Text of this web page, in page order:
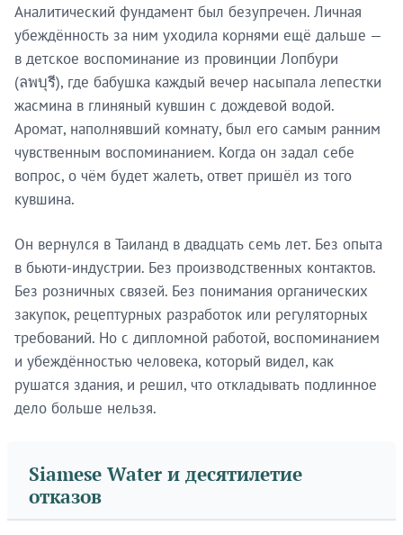
Аналитический фундамент был безупречен. Личная
убеждённость за ним уходила корнями ещё дальше —
в детское воспоминание из провинции Лопбури
(ลพบุรี), где бабушка каждый вечер насыпала лепестки
жасмина в глиняный кувшин с дождевой водой.
Аромат, наполнявший комнату, был его самым ранним
чувственным воспоминанием. Когда он задал себе
вопрос, о чём будет жалеть, ответ пришёл из того
кувшина.
Он вернулся в Таиланд в двадцать семь лет. Без опыта
в бьюти-индустрии. Без производственных контактов.
Без розничных связей. Без понимания органических
закупок, рецептурных разработок или регуляторных
требований. Но с дипломной работой, воспоминанием
и убеждённостью человека, который видел, как
рушатся здания, и решил, что откладывать подлинное
дело больше нельзя.
Siamese Water и десятилетие
отказов